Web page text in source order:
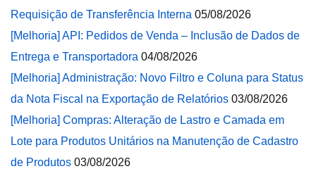
Requisição de Transferência Interna 05/08/2026
[Melhoria] API: Pedidos de Venda – Inclusão de Dados de
Entrega e Transportadora 04/08/2026
[Melhoria] Administração: Novo Filtro e Coluna para Status
da Nota Fiscal na Exportação de Relatórios 03/08/2026
[Melhoria] Compras: Alteração de Lastro e Camada em
Lote para Produtos Unitários na Manutenção de Cadastro
de Produtos 03/08/2026